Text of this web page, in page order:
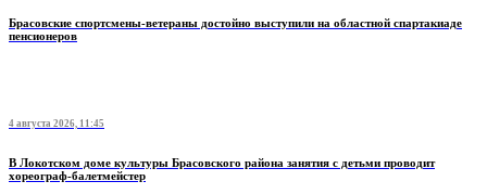
Брасовские спортсмены-ветераны достойно выступили на областной спартакиаде
пенсионеров
4 августа 2026, 11:45
В Локотском доме культуры Брасовского района занятия с детьми проводит
хореограф-балетмейстер